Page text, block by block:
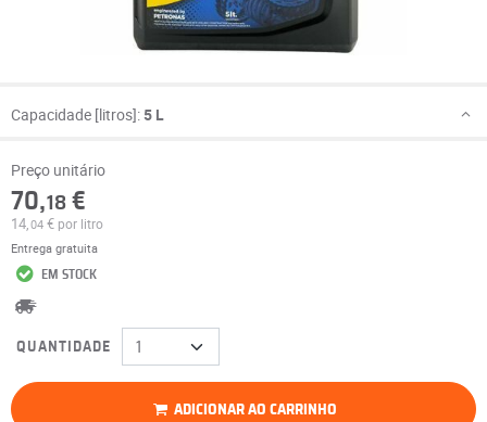
Capacidade [litros]:5 L
Preço unitário
70,18 €
14,04 € por litro
Entrega gratuita
EM STOCK
QUANTIDADE
ADICIONAR AO CARRINHO